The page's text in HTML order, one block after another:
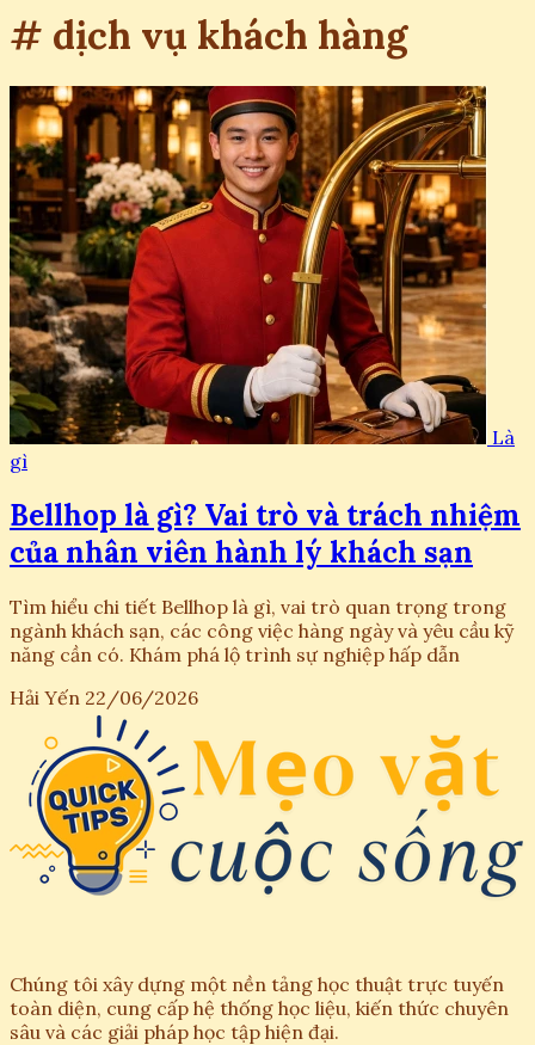
# dịch vụ khách hàng
Là
gì
Bellhop là gì? Vai trò và trách nhiệm
của nhân viên hành lý khách sạn
Tìm hiểu chi tiết Bellhop là gì, vai trò quan trọng trong
ngành khách sạn, các công việc hàng ngày và yêu cầu kỹ
năng cần có. Khám phá lộ trình sự nghiệp hấp dẫn
Hải Yến 22/06/2026
Chúng tôi xây dựng một nền tảng học thuật trực tuyến
toàn diện, cung cấp hệ thống học liệu, kiến thức chuyên
sâu và các giải pháp học tập hiện đại.